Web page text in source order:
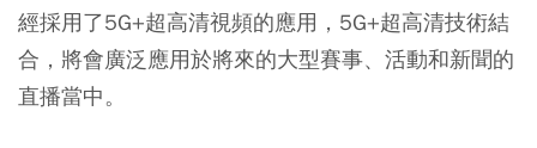
經採用了5G+超高清視頻的應用，5G+超高清技術結
合，將會廣泛應用於將來的大型賽事、活動和新聞的
直播當中。